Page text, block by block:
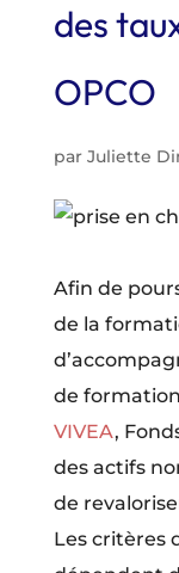
des
OPCO
par Juliette
Afin de
de la
de
VIVEA,
des actifs
de
Les critères